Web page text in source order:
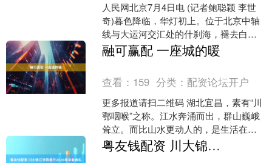
人民网北京7月4日电 (记者鲍聪颖 李世
奇)暮色降临，华灯初上。位于北京中轴
线与大运河交汇处的什刹海，褪去白日
喧嚣，被温婉光影轻柔包裹。前海灯火
璀璨，后海静谧安....
融可赢配 一座城的暖
查看： 159 分类： 配资论坛开户
更多报道请扫二维码 湖北宜昌，素有“川
鄂咽喉”之称。江水奔涌而出，群山巍峨
耸立。而比山水更动人的，是生活在这
里的人。 过去一年多，一个关于“神秘
人”的善意故事，....
粤友钱配资 川大锦江学院举行2026年毕业典礼暨学位授予仪式